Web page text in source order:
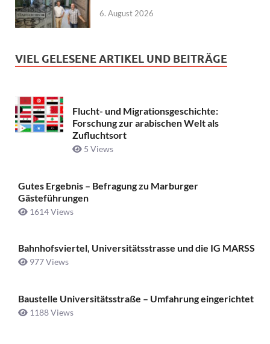
6. August 2026
VIEL GELESENE ARTIKEL UND BEITRÄGE
Flucht- und Migrationsgeschichte:
Forschung zur arabischen Welt als
Zufluchtsort
5 Views
Gutes Ergebnis – Befragung zu Marburger
Gästeführungen
1614 Views
Bahnhofsviertel, Universitätsstrasse und die IG MARSS
977 Views
Baustelle Universitätsstraße ­– Umfahrung eingerichtet
1188 Views